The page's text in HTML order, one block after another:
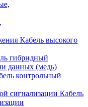
Кабель высокого
гибридный
данных (медь)
контрольный
Кабель